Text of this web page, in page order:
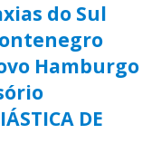
do Sul
Hamburgo
DE